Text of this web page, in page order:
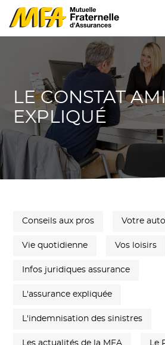
LE CONSTAT
EXPLIQUÉ
Conseils aux pros Votre auto
Vie quotidienne Vos loisirs
Infos juridiques assurance
L'assurance expliquée
L'indemnisation des sinistres
Les actualités de la MFA